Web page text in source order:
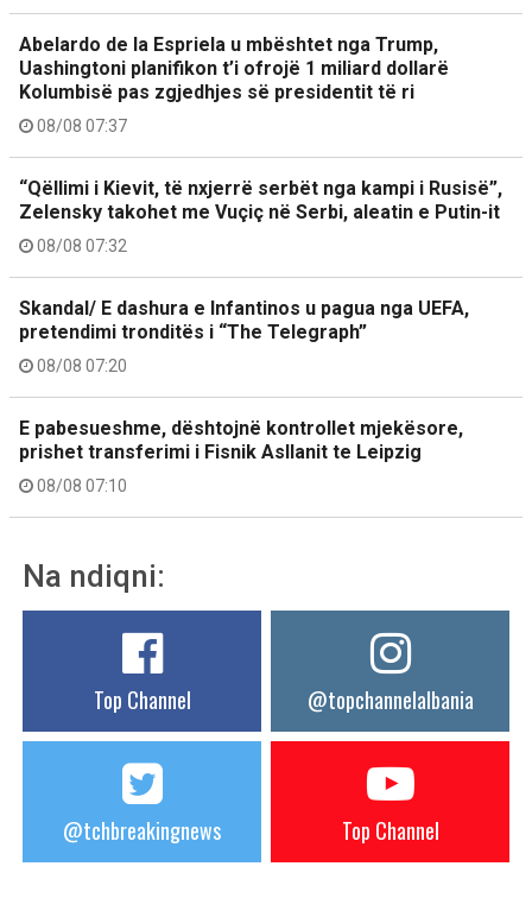
Abelardo de la Espriela u mbështet nga Trump,
Uashingtoni planifikon t’i ofrojë 1 miliard dollarë
Kolumbisë pas zgjedhjes së presidentit të ri
08/08 07:37
“Qëllimi i Kievit, të nxjerrë serbët nga kampi i Rusisë”,
Zelensky takohet me Vuçiç në Serbi, aleatin e Putin-it
08/08 07:32
Skandal/ E dashura e Infantinos u pagua nga UEFA,
pretendimi tronditës i “The Telegraph”
08/08 07:20
E pabesueshme, dështojnë kontrollet mjekësore,
prishet transferimi i Fisnik Asllanit te Leipzig
08/08 07:10
Na ndiqni:
Top Channel @topchannelalbania
@tchbreakingnews Top Channel